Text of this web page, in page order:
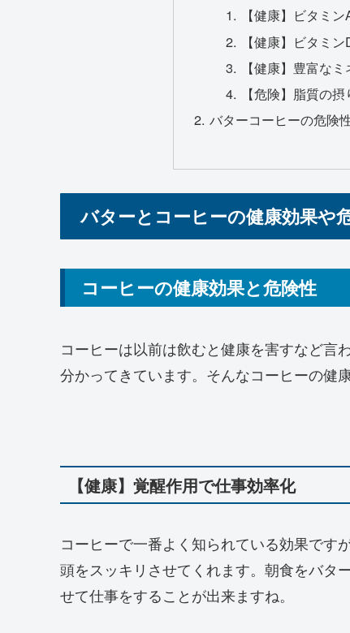
【健康】ビタミ
【健康】ビタミ
【健康】豊富な
【危険】脂質の
バターコーヒーの危険
バターとコーヒーの健康効果や
コーヒーの健康効果と危険性
コーヒーは以前は飲むと健康を害すなど言
分かってきています。そんなコーヒーの健
【健康】覚醒作用で仕事効率化
コーヒーで一番よく知られている効果です
頭をスッキリさせてくれます。朝食をバタ
せて仕事をすることが出来ますね。